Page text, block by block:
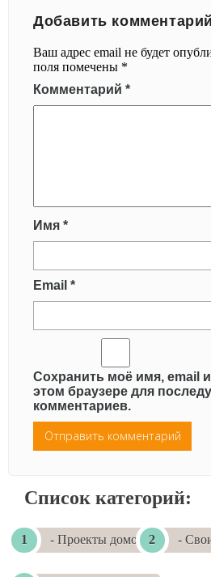
Добавить комментарий
Ваш адрес email не будет
поля помечены *
Комментарий *
Имя *
Email *
Сохранить моё имя, email
этом браузере для
комментариев.
Список категорий:
- Проекты домов -